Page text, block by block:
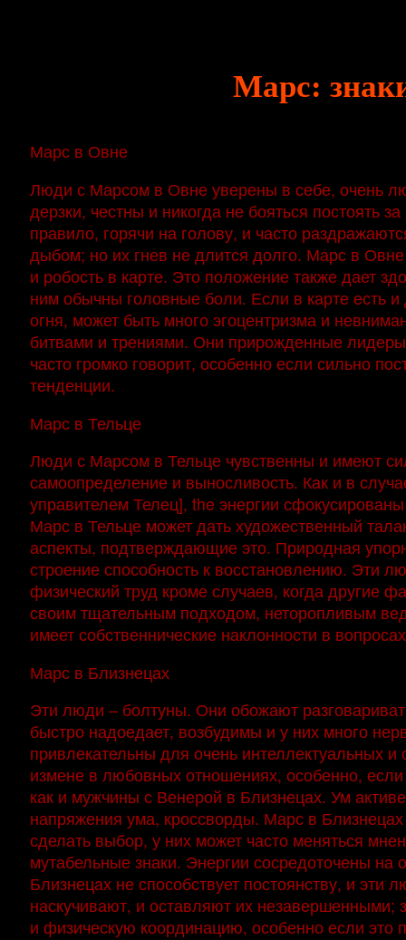
Марс:
Марс в Овне
Люди с Марсом в Овне уверены в себе, очень
дерзки, честны и никогда не бояться постоять
правило, горячи на голову, и часто
дыбом; но их гнев не длится долго. Марс в
и робость в карте. Это положение также дает
ним обычны головные боли. Если в карте есть
огня, может быть много эгоцентризма и
битвами и трениями. Они прирожденные
часто громко говорит, особенно если сильно
тенденции.
Марс в Тельце
Люди с Марсом в Тельце чувственны и имеют
самоопределение и выносливость. Как и в
управителем Телец], the энергии
Марс в Тельце может дать художественный
аспекты, подтверждающие это. Природная
строение способность к восстановлению. Эти
физический труд кроме случаев, когда другие
своим тщательным подходом, неторопливым
имеет собственнические наклонности в
Марс в Близнецах
Эти люди – болтуны. Они обожают
быстро надоедает, возбудимы и у них много
привлекательны для очень интеллектуальных
измене в любовных отношениях, особенно,
как и мужчины с Венерой в Близнецах. Ум
напряжения ума, кроссворды. Марс в
сделать выбор, у них может часто меняться
мутабельные знаки. Энергии сосредоточены
Близнецах не способствует постоянству, и эти
наскучивают, и оставляют их незавершенными;
и физическую координацию, особенно если